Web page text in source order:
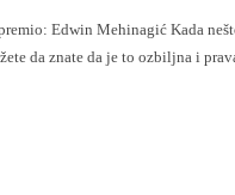
Kada nešto izađe iz rata, preživi sve turbulencije,”dječije bolesti”, doživi takorekući zrelost od 30 godina i svake godine napreduje onda